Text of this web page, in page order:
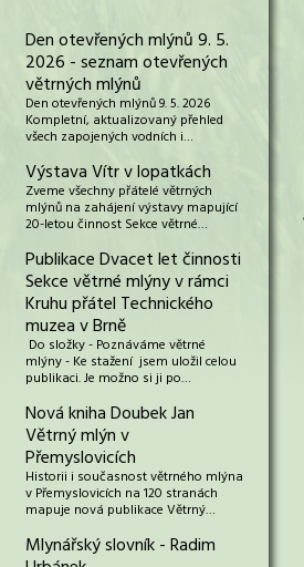
Den otevřených mlýnů 9. 5.
2026 - seznam otevřených
větrných mlýnů
Den otevřených mlýnů 9. 5. 2026
Kompletní, aktualizovaný přehled
všech zapojených vodních i…
Výstava Vítr v lopatkách
Zveme všechny přátelé větrných
mlýnů na zahájení výstavy mapující
20-letou činnost Sekce větrné…
Publikace Dvacet let činnosti
Sekce větrné mlýny v rámci
Kruhu přátel Technického
muzea v Brně
Do složky - Poznáváme větrné
mlýny - Ke stažení jsem uložil celou
publikaci. Je možno si ji po…
Nová kniha Doubek Jan
Větrný mlýn v
Přemyslovicích
Historii i současnost větrného mlýna
v Přemyslovicích na 120 stranách
mapuje nová publikace Větrný…
Mlynářský slovník - Radim